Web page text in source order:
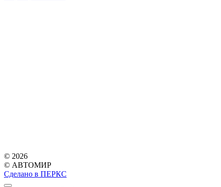
© 2026
© АВТОМИР
Сделано в ПЕРКС